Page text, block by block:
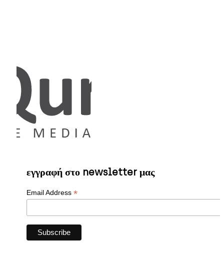
εγγραφή στο newsletter μας
Email Address *